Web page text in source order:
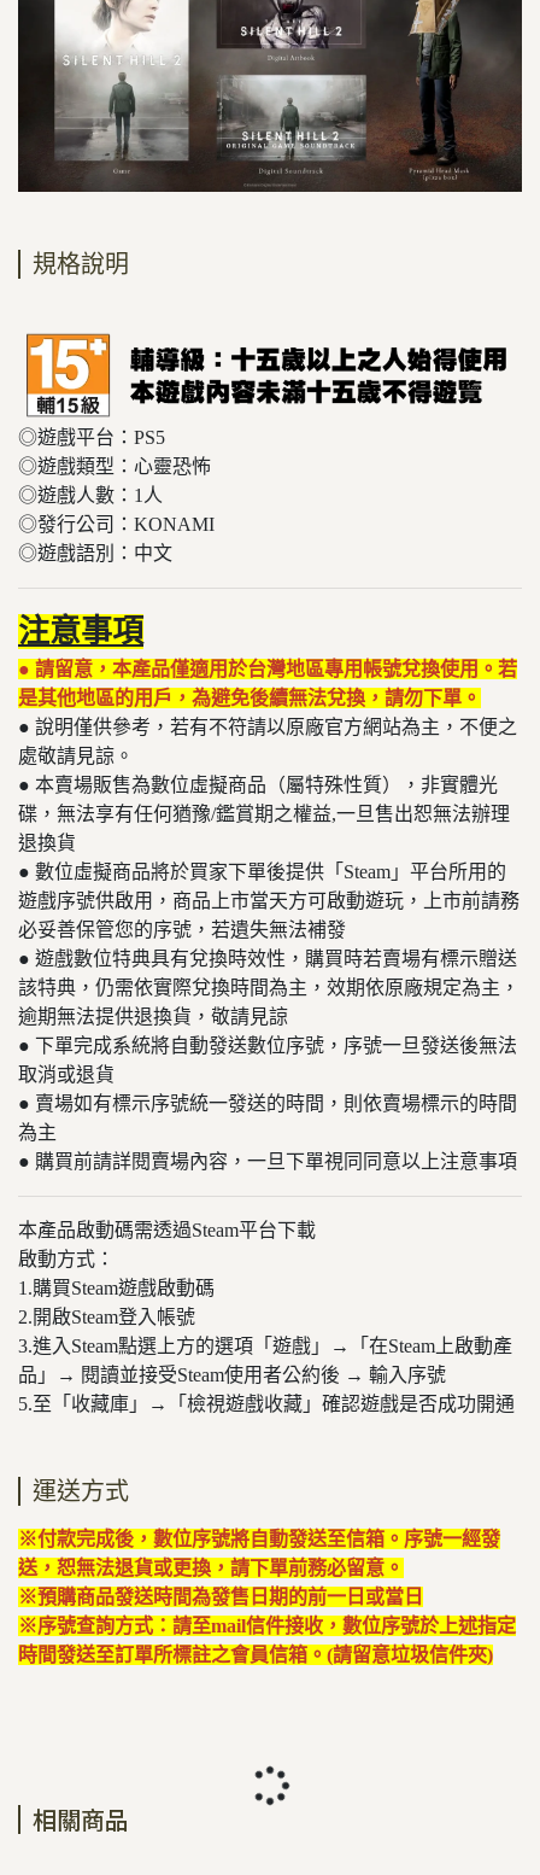
規格說明
◎遊戲平台：PS5
◎遊戲類型：心靈恐怖
◎遊戲人數：1人
◎發行公司：KONAMI
◎遊戲語別：中文
注意事項
● 請留意，本產品僅適用於台灣地區專用帳號兌換使用。若
是其他地區的用戶，為避免後續無法兌換，請勿下單。
● 說明僅供參考，若有不符請以原廠官方網站為主，不便之
處敬請見諒。
● 本賣場販售為數位虛擬商品（屬特殊性質），非實體光
碟，無法享有任何猶豫/鑑賞期之權益,一旦售出恕無法辦理
退換貨
● 數位虛擬商品將於買家下單後提供「Steam」平台所用的
遊戲序號供啟用，商品上市當天方可啟動遊玩，上市前請務
必妥善保管您的序號，若遺失無法補發
● 遊戲數位特典具有兌換時效性，購買時若賣場有標示贈送
該特典，仍需依實際兌換時間為主，效期依原廠規定為主，
逾期無法提供退換貨，敬請見諒
● 下單完成系統將自動發送數位序號，序號一旦發送後無法
取消或退貨
● 賣場如有標示序號統一發送的時間，則依賣場標示的時間
為主
● 購買前請詳閱賣場內容，一旦下單視同同意以上注意事項
本產品啟動碼需透過Steam平台下載
啟動方式：
1.購買Steam遊戲啟動碼
2.開啟Steam登入帳號
3.進入Steam點選上方的選項「遊戲」→「在Steam上啟動產
品」→ 閱讀並接受Steam使用者公約後 → 輸入序號
5.至「收藏庫」→「檢視遊戲收藏」確認遊戲是否成功開通
運送方式
※付款完成後，數位序號將自動發送至信箱。序號一經發
送，恕無法退貨或更換，請下單前務必留意。
※預購商品發送時間為發售日期的前一日或當日
※序號查詢方式：請至mail信件接收，數位序號於上述指定
時間發送至訂單所標註之會員信箱。(請留意垃圾信件夾)
相關商品